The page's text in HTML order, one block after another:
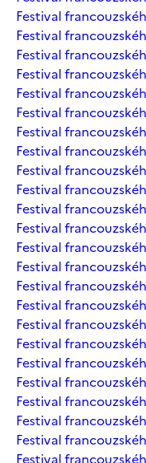
Festival
Festival
Festival
Festival
Festival
Festival
Festival
Festival
Festival
Festival
Festival
Festival
Festival
Festival
Festival
Festival
Festival
Festival
Festival
Festival
Festival
Festival
Festival
Festival